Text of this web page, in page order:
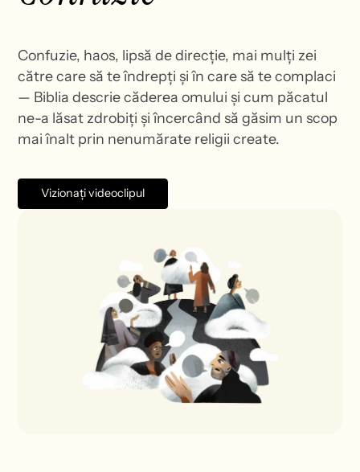
Confuzie, haos, lipsă de direcție, mai mulți zei
către care să te îndrepți și în care să te complaci
— Biblia descrie căderea omului și cum păcatul
ne-a lăsat zdrobiți și încercând să găsim un scop
mai înalt prin nenumărate religii create.
Vizionați videoclipul